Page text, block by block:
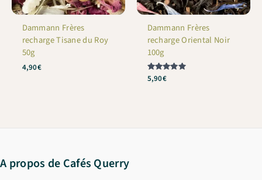
Dammann Frères
recharge Tisane du Roy
50g
4,90€
Dammann Frères
recharge Oriental Noir
100g
Note
5
5,90€
A propos de Cafés Querry